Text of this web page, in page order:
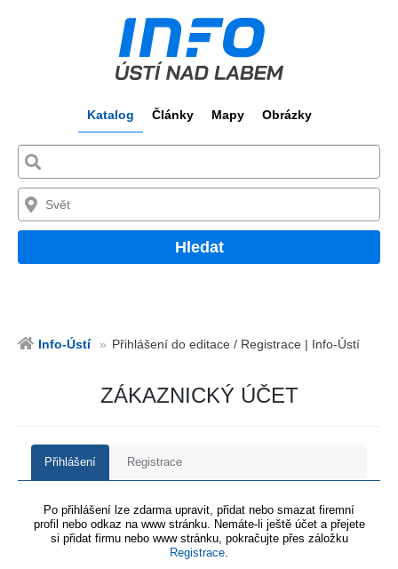
Katalog Články Mapy Obrázky
Hledat
Info-Ústí Přihlášení do editace / Registrace | Info-Ústí
ZÁKAZNICKÝ ÚČET
Přihlášení Registrace
Po přihlášení lze zdarma upravit, přidat nebo smazat firemní
profil nebo odkaz na www stránku. Nemáte-li ještě účet a přejete
si přidat firmu nebo www stránku, pokračujte přes záložku
Registrace.